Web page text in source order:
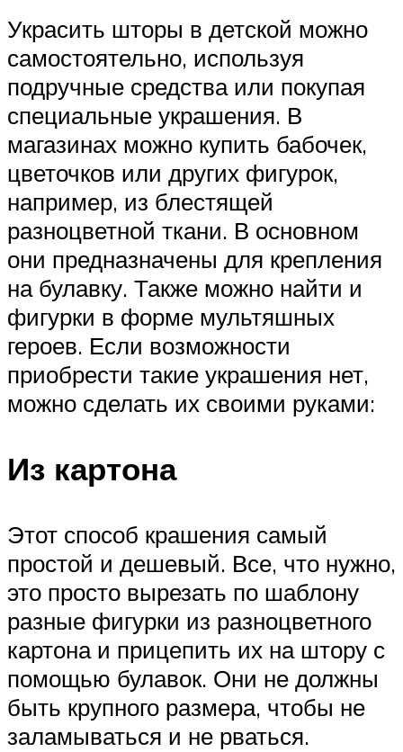
Украсить шторы в детской можно
самостоятельно, используя
подручные средства или покупая
специальные украшения. В
магазинах можно купить бабочек,
цветочков или других фигурок,
например, из блестящей
разноцветной ткани. В основном
они предназначены для крепления
на булавку. Также можно найти и
фигурки в форме мультяшных
героев. Если возможности
приобрести такие украшения нет,
можно сделать их своими руками:
Из картона
Этот способ крашения самый
простой и дешевый. Все, что нужно,
это просто вырезать по шаблону
разные фигурки из разноцветного
картона и прицепить их на штору с
помощью булавок. Они не должны
быть крупного размера, чтобы не
заламываться и не рваться.